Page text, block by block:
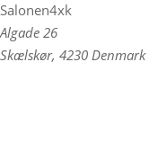
Salonen4xk
Algade 26
Skælskør, 4230 Denmark